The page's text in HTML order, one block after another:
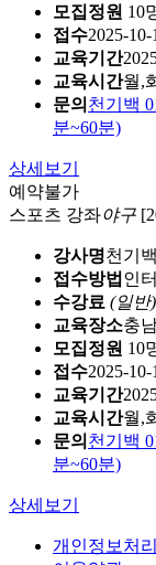
모집정원 10
접수2025-10-
교육기간
교육시간월,
문의 천기백
분~60분)
상세보기
예약불가
스포츠 강좌야구
강사명천기백
접수방법 인
수강료 (일반
교육장소충
모집정원 10
접수2025-10-
교육기간
교육시간월,
문의 천기백
분~60분)
상세보기
개인정보처